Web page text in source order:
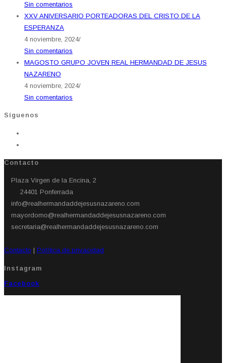
Sin comentarios
XXV ANIVERSARIO PORTEADORAS DEL CRISTO DE LA
ESPERANZA
4 noviembre, 2024/
Sin comentarios
MAGOSTO GRUPO JOVEN REAL HERMANDAD DE JESUS
NAZARENO
4 noviembre, 2024/
Sin comentarios
Síguenos
Contacto
Plaza Virgen de la Encina, 2
24401 Ponferrada​
info@realhermandaddejesusnazareno.com
mayordomo@realhermandaddejesusnazareno.com
secretaria@realhermandaddejesusnazareno.com
Contacto | Política de privacidad
Instagram
Facebook